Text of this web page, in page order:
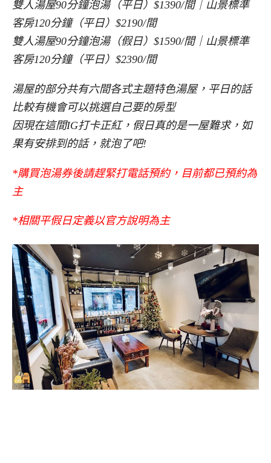
雙人湯屋90分鐘泡湯（平日）$1390/間｜山景標準
客房120分鐘（平日）$2190/間
雙人湯屋90分鐘泡湯（假日）$1590/間｜山景標準
客房120分鐘（平日）$2390/間
湯屋的部分共有六間各式主題特色湯屋，平日的話
比較有機會可以挑選自己要的房型
因現在這間IG打卡正紅，假日真的是一屋難求，如
果有安排到的話，就泡了吧!
*購買泡湯券後請趕緊打電話預約，目前都已預約為
主
*相關平假日定義以官方說明為主